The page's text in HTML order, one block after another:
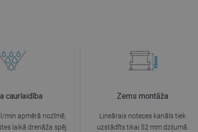
caurlaidība
min apmērā nozīmē,
laikā drenāža spēj
Zems montāža
Lineārais noteces kanāls tiek
uzstādīts tikai 52 mm dziļumā.